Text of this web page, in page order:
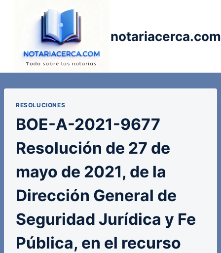
notariacerca.com
RESOLUCIONES
BOE-A-2021-9677
Resolución de 27 de
mayo de 2021, de la
Dirección General de
Seguridad Jurídica y Fe
Pública, en el recurso